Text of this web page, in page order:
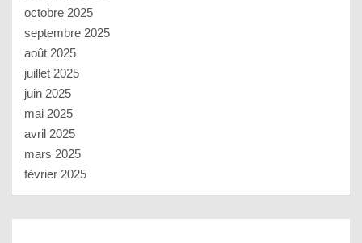
octobre 2025
septembre 2025
août 2025
juillet 2025
juin 2025
mai 2025
avril 2025
mars 2025
février 2025